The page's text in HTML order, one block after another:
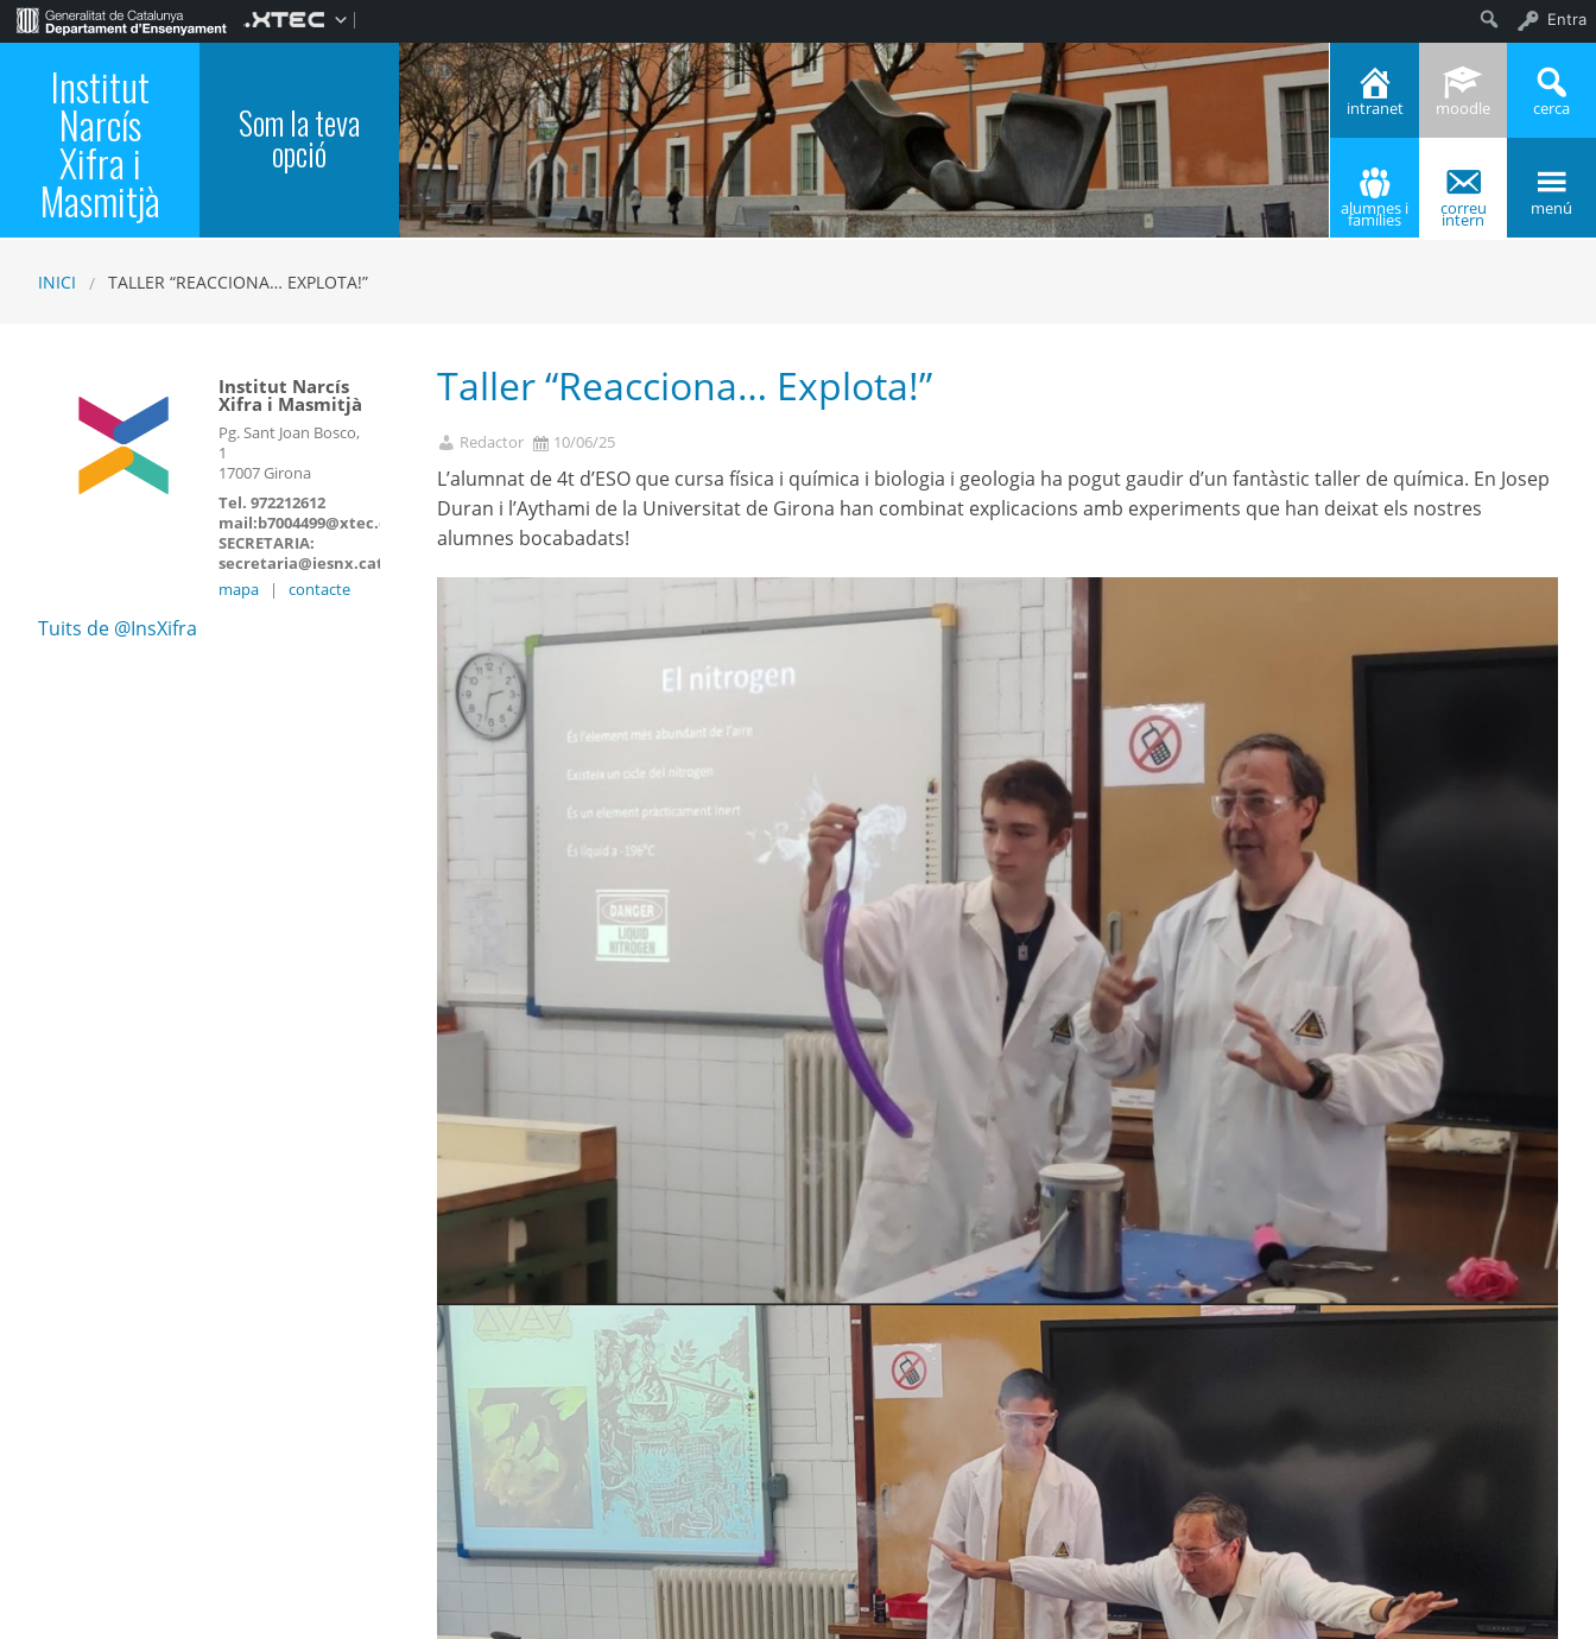
Institut
Narcís
Xifra i
Masmitjà
Som la teva
opció
intranet moodle cerca
alumnes i
famílies
correu
intern
menú
INICI TALLER “REACCIONA… EXPLOTA!”
Taller “Reacciona… Explota!”
Redactor 10/06/25
L’alumnat de 4t d’ESO que cursa física i química i biologia i geologia ha pogut gaudir d’un fantàstic taller de química. En Josep
Duran i l’Aythami de la Universitat de Girona han combinat explicacions amb experiments que han deixat els nostres
alumnes bocabadats!
Institut Narcís
Xifra i Masmitjà
Pg. Sant Joan Bosco,
1
17007 Girona
Tel. 972212612
mail:b7004499@xtec.cat
SECRETARIA:
secretaria@iesnx.cat
mapa
| contacte
Tuits de @InsXifra
Entra